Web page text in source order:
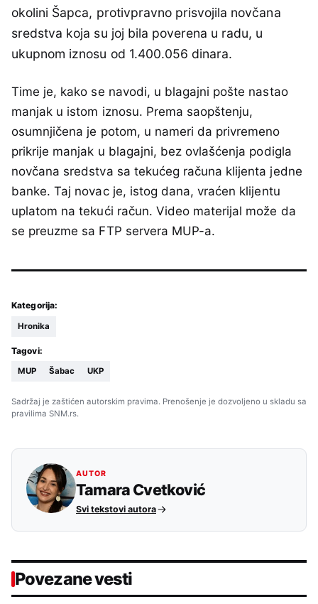
okolini Šapca, protivpravno prisvojila novčana
sredstva koja su joj bila poverena u radu, u
ukupnom iznosu od 1.400.056 dinara.
Time je, kako se navodi, u blagajni pošte nastao
manjak u istom iznosu. Prema saopštenju,
osumnjičena je potom, u nameri da privremeno
prikrije manjak u blagajni, bez ovlašćenja podigla
novčana sredstva sa tekućeg računa klijenta jedne
banke. Taj novac je, istog dana, vraćen klijentu
uplatom na tekući račun. Video materijal može da
se preuzme sa FTP servera MUP-a.
Kategorija:
Hronika
Tagovi:
MUP Šabac UKP
Sadržaj je zaštićen autorskim pravima. Prenošenje je dozvoljeno u skladu sa
pravilima SNM.rs.
AUTOR
Tamara Cvetković
Svi tekstovi autora
Povezane vesti